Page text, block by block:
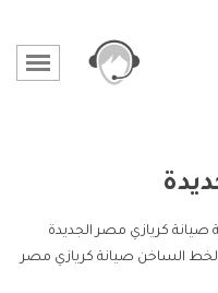
صيانة كريازي مصر الجديدة
الساخن صيانة كريازي مصر